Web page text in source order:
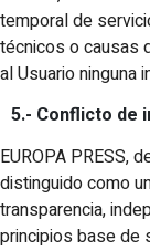
temporal de
técnicos o causas
al Usuario ninguna
5.- Conflicto de
EUROPA PRESS,
distinguido como
transparencia,
principios base de